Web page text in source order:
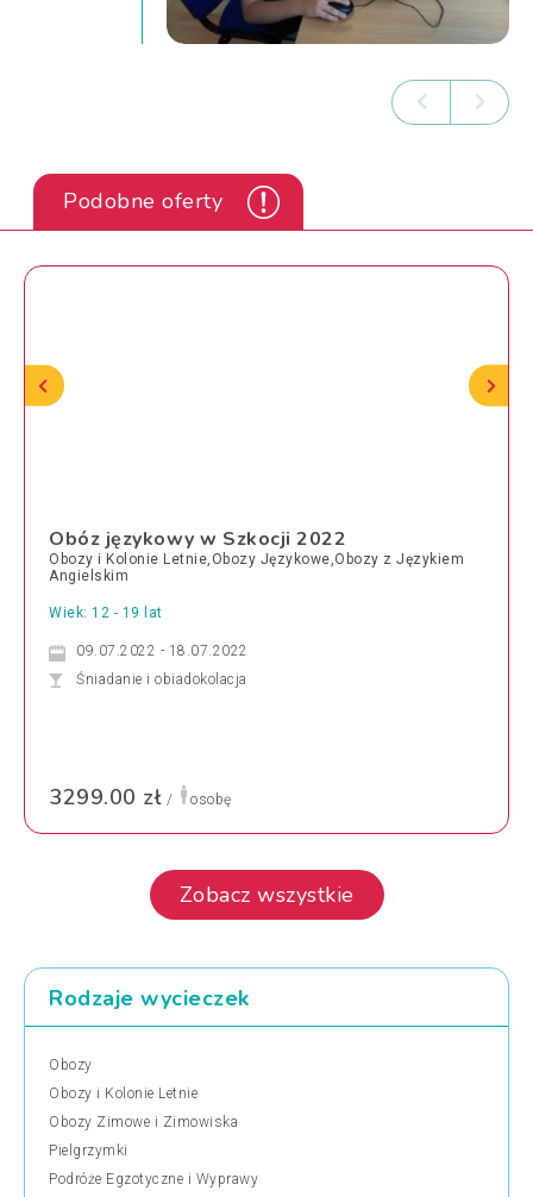
Podobne oferty
Obóz językowy w Szkocji 2022
Obozy i Kolonie Letnie,Obozy Językowe,Obozy z Językiem
Angielskim
Wiek: 12 - 19 lat
09.07.2022 - 18.07.2022
Śniadanie i obiadokolacja
3299.00 zł / osobę
Zobacz wszystkie
Rodzaje wycieczek
Obozy
Obozy i Kolonie Letnie
Obozy Zimowe i Zimowiska
Pielgrzymki
Podróże Egzotyczne i Wyprawy